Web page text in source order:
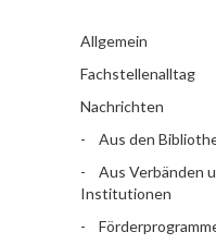
Allgemein
Fachstellenalltag
Nachrichten
Aus den
Aus Verbänden
Institutionen